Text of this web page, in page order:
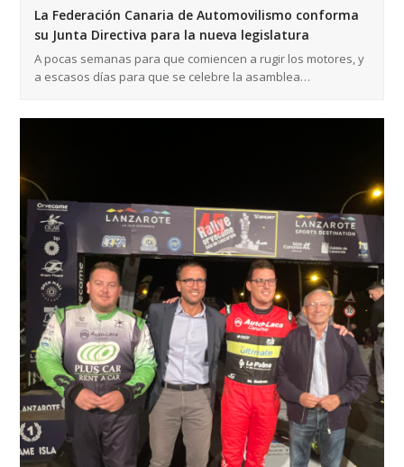
La Federación Canaria de Automovilismo conforma
su Junta Directiva para la nueva legislatura
A pocas semanas para que comiencen a rugir los motores, y
a escasos días para que se celebre la asamblea…